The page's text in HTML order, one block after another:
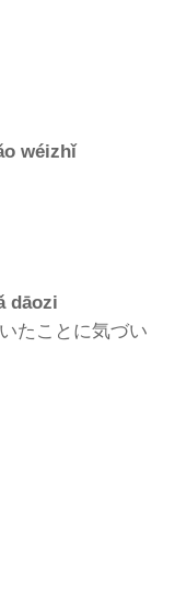
wéizhǐ
dāozi
たことに気づい